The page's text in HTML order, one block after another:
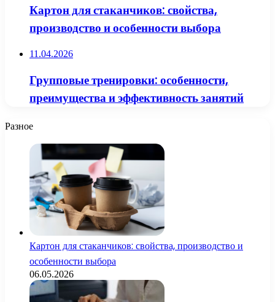
Картон для стаканчиков: свойства,
производство и особенности выбора
11.04.2026
Групповые тренировки: особенности,
преимущества и эффективность занятий
Разное
Картон для стаканчиков: свойства, производство и
особенности выбора
06.05.2026